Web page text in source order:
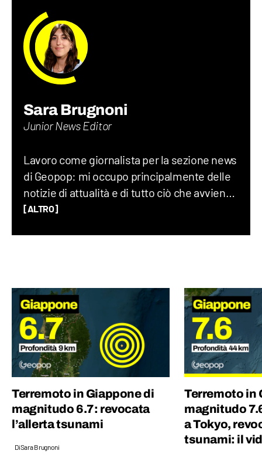
Sara Brugnoni
Junior News Editor
Lavoro come giornalista per la sezione news
di Geopop: mi occupo principalmente delle
notizie di attualità e di tutto ciò che avviene
sul Pianeta Terra, dalla geopolitica allo
gli eventi del mondo siano profondamente
connessi tra di loro.
[ALTRO]
Terremoto in Giappone di
magnitudo 6.7: revocata
l’allerta tsunami
DiSara Brugnoni
Terremoto in
magnitudo
a Tokyo,
tsunami: il